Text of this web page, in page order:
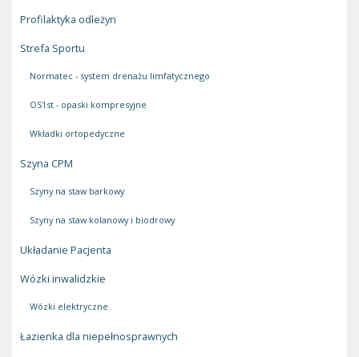
Profilaktyka odleżyn
Strefa Sportu
Normatec - system drenażu limfatycznego
OS1st - opaski kompresyjne
Wkładki ortopedyczne
Szyna CPM
Szyny na staw barkowy
Szyny na staw kolanowy i biodrowy
Układanie Pacjenta
Wózki inwalidzkie
Wózki elektryczne
Łazienka dla niepełnosprawnych